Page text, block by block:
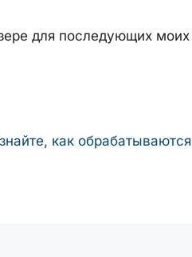
для последующих моих
как обрабатываются